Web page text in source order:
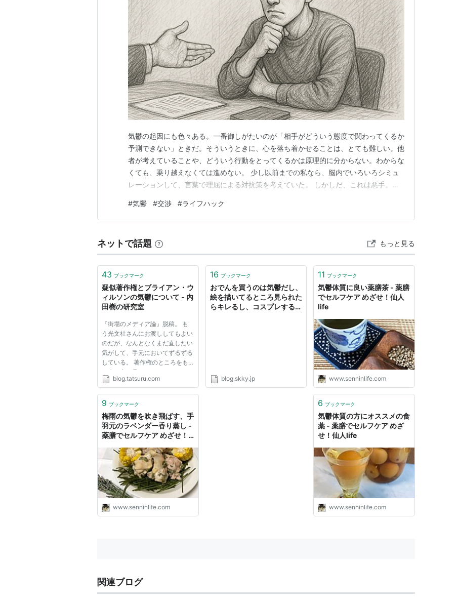
気鬱の起因にも色々ある。一番御しがたいのが「相手がどういう態度で関わってくるか
予測できない」ときだ。そういうときに、心を落ち着かせることは、とても難しい。他
者が考えていることや、どういう行動をとってくるかは原理的に分からない。わからな
くても、乗り越えなくては進めない。 少し以前までの私なら、脳内でいろいろシミュ
レーションして、言葉で理屈による対抗策を考えていた。 しかしだ、これは悪手。気
結果は最悪になりやすい。だれだって他者の理屈にねじ伏せられたくはない。巷では
「論破！」とか流行っているようだが、あれって社会適性のな…
#気鬱 #交渉 #ライフハック
ネットで話題 もっと見る
43 ブックマーク
疑似著作権とブライアン・ウ
ィルソンの気鬱について - 内
田樹の研究室
『街場のメディア論』脱稿。 も
う光文社さんにお渡ししてもよい
のだが、なんとなくまだ直したい
気がして、手元においてずるずる
している。 著作権のところをも
う少し書き足さないといけないか
な・・・と思っていたら、北澤尚
「骨董通り法律事務所」のメール
て...
blog.tatsuru.com
16 ブックマーク
おでんを買うのは気鬱だし、
絵を描いてるところ見られた
らキレるし、コスプレする女
blog.skky.jp
11 ブックマーク
気鬱体質に良い薬膳茶 - 薬膳
でセルフケア めざせ！仙人
life
www.senninlife.com
9 ブックマーク
梅雨の気鬱を吹き飛ばす、手
羽元のラベンダー香り蒸し -
薬膳でセルフケア めざせ！
www.senninlife.com
6 ブックマーク
気鬱体質の方にオススメの食
薬 - 薬膳でセルフケア めざ
せ！仙人life
www.senninlife.com
関連ブログ